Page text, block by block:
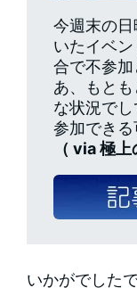
今週末の
いたイベ
合で不参
あ、もと
な状況で
参加でき
（ via 極上
いかがでした